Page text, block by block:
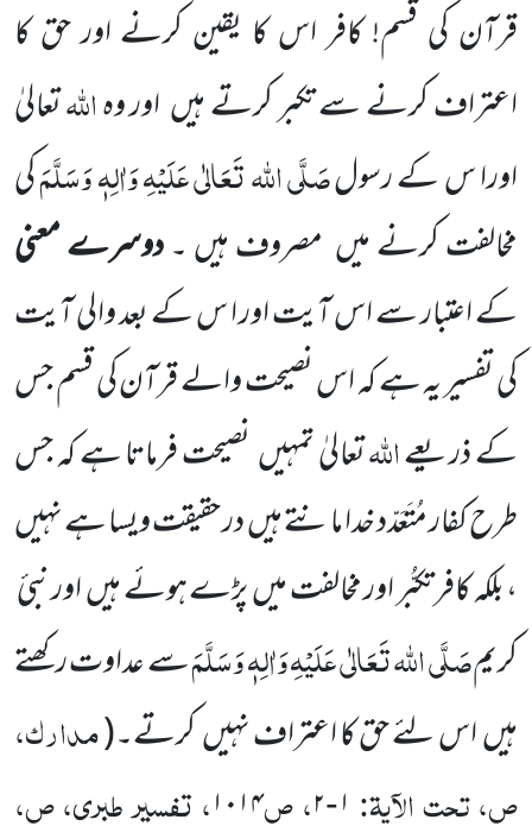
قرآن کی قسم! کافر اس کا یقین کرنے اور حق کا
اعتراف کرنے سے تکبر کرتے ہیںاور وہاللہتعالیٰ
اورا س کے رسولصَلَّی اللہ تَعَالٰی عَلَیْہِ وَاٰلِہٖ وَسَلَّمَکی
مخالفت کرنے میں مصروف ہیں ۔دوسرے معنی
کے اعتبار سے اس آیت اور ا س کے بعد والی آیت
کی تفسیر یہ ہے کہ اس نصیحت والے قرآن کی قسم جس
کے ذریعےاللہتعالیٰ تمہیںنصیحت فرماتا ہے کہ جس
طرح کفار مُتَعَدّد خدا مانتے ہیںدر حقیقت ویسا ہے نہیں
، بلکہ کافرتکبُّر اور مخالفت میںپڑے ہوئے ہیںاور نبیٔ
کریمصَلَّی اللہ تَعَالٰی عَلَیْہِ وَاٰلِہٖ وَسَلَّمَسے عداوت رکھتے
ہیںاس لئے حق کااعتراف نہیںکرتے۔(مدارک،
ص، تحت الآیۃ: ۱-۲، ص۱۰۱۴، تفسیر طبری، ص،